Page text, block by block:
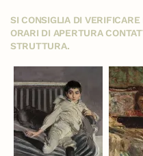
SI CONSIGLIA DI
ORARI DI APERTURA
STRUTTURA.